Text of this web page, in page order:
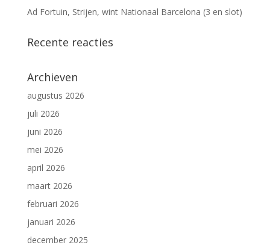
Ad Fortuin, Strijen, wint Nationaal Barcelona (3 en slot)
Recente reacties
Archieven
augustus 2026
juli 2026
juni 2026
mei 2026
april 2026
maart 2026
februari 2026
januari 2026
december 2025